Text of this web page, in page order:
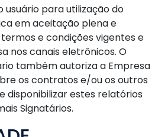
para utilização do
em aceitação plena e
e condições vigentes e
nos canais eletrônicos. O
também autoriza a Empresa
os contratos e/ou os outros
disponibilizar estes relatórios
Signatários.